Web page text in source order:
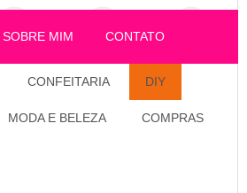
SOBRE MIM CONTATO
CONFEITARIA DIY
MODA E BELEZA COMPRAS